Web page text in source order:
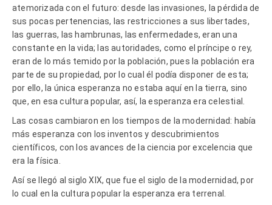
atemorizada con el futuro: desde las invasiones, la pérdida de
sus pocas pertenencias, las restricciones a sus libertades,
las guerras, las hambrunas, las enfermedades, eran una
constante en la vida; las autoridades, como el príncipe o rey,
eran de lo más temido por la población, pues la población era
parte de su propiedad, por lo cual él podía disponer de esta;
por ello, la única esperanza no estaba aquí en la tierra, sino
que, en esa cultura popular, así, la esperanza era celestial.
Las cosas cambiaron en los tiempos de la modernidad: había
más esperanza con los inventos y descubrimientos
científicos, con los avances de la ciencia por excelencia que
era la física.
Así se llegó al siglo XIX, que fue el siglo de la modernidad, por
lo cual en la cultura popular la esperanza era terrenal.